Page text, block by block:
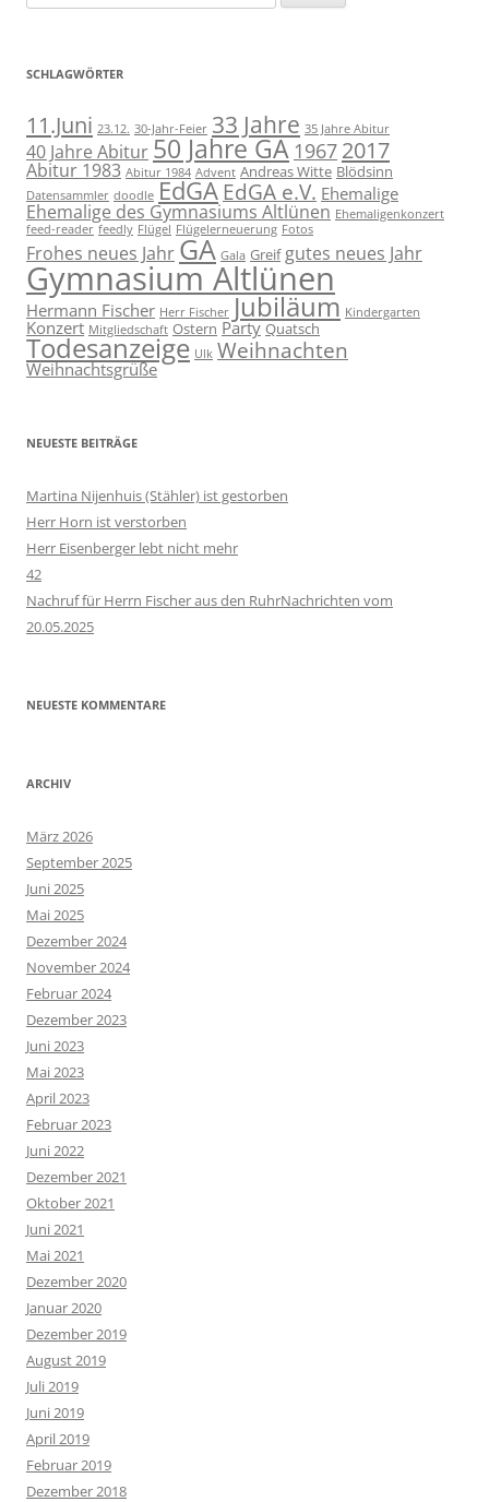
nach:
SCHLAGWÖRTER
11.Juni 23.12. 30-Jahr-Feier 33 Jahre 35 Jahre Abitur
40 Jahre Abitur 50 Jahre GA 1967 2017
Abitur 1983 Abitur 1984 Advent Andreas Witte Blödsinn
Datensammler doodle EdGA EdGA e.V. Ehemalige
Ehemalige des Gymnasiums Altlünen Ehemaligenkonzert
feed-reader feedly Flügel Flügelerneuerung Fotos
Frohes neues JahrGA Gala Greif gutes neues Jahr
Gymnasium Altlünen
Hermann Fischer Herr Fischer Jubiläum Kindergarten
Konzert Mitgliedschaft Ostern Party Quatsch
Todesanzeige Ulk Weihnachten
Weihnachtsgrüße
NEUESTE BEITRÄGE
Martina Nijenhuis (Stähler) ist gestorben
Herr Horn ist verstorben
Herr Eisenberger lebt nicht mehr
42
Nachruf für Herrn Fischer aus den RuhrNachrichten vom
20.05.2025
NEUESTE KOMMENTARE
ARCHIV
März 2026
September 2025
Juni 2025
Mai 2025
Dezember 2024
November 2024
Februar 2024
Dezember 2023
Juni 2023
Mai 2023
April 2023
Februar 2023
Juni 2022
Dezember 2021
Oktober 2021
Juni 2021
Mai 2021
Dezember 2020
Januar 2020
Dezember 2019
August 2019
Juli 2019
Juni 2019
April 2019
Februar 2019
Dezember 2018